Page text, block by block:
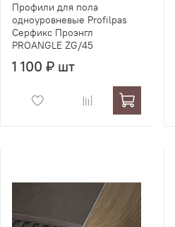
Профили для пола
одноуровневые Profilpas
Серфикс Проэнгл
PROANGLE ZG/45
1 100 ₽ шт